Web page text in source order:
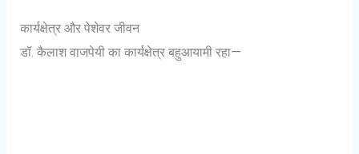
कार्यक्षेत्र और पेशेवर जीवन
डॉ. कैलाश वाजपेयी का कार्यक्षेत्र बहुआयामी रहा—